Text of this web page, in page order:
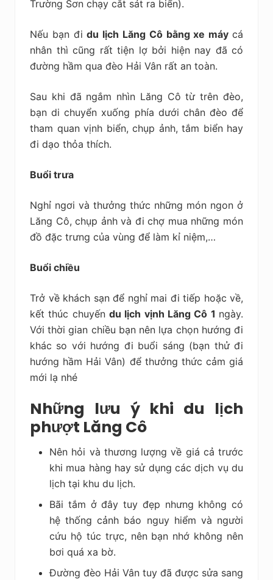
Trường Sơn chạy cắt sát ra biển).
Nếu bạn đidu lịch Lăng Cô bằng xe máycá
nhân thì cũng rất tiện lợ bởi hiện nay đã có
đường hầm qua đèo Hải Vân rất an toàn.
Sau khi đã ngắm nhìn Lăng Cô từ trên đèo,
bạn di chuyển xuống phía dưới chân đèo để
tham quan vịnh biển, chụp ảnh, tắm biển hay
đi dạo thỏa thích.
Buổi trưa
Nghỉ ngơi và thưởng thức những món ngon ở
Lăng Cô, chụp ảnh và đi chợ mua những món
đồ đặc trưng của vùng để làm kỉ niệm,…
Buổi chiều
Trở về khách sạn để nghỉ mai đi tiếp hoặc về,
kết thúc chuyến du lịch vịnh Lăng Cô 1 ngày.
Với thời gian chiều bạn nên lựa chọn hướng đi
khác so với hướng đi buổi sáng (bạn thử đi
hướng hầm Hải Vân) để thưởng thức cảm giá
mới lạ nhé
Những lưu ý khi du lịch
phượt Lăng Cô
Nên hỏi và thương lượng về giá cả trước
khi mua hàng hay sử dụng các dịch vụ du
lịch tại khu du lịch.
Bãi tắm ở đây tuy đẹp nhưng không có
hệ thống cảnh báo nguy hiểm và người
cứu hộ túc trực, nên bạn nhớ không nên
bơi quá xa bờ.
Đường đèo Hải Vân tuy đã được sửa sang